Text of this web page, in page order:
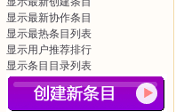
显示最新协作条目
显示最热条目列表
显示用户推荐排行
显示条目目录列表